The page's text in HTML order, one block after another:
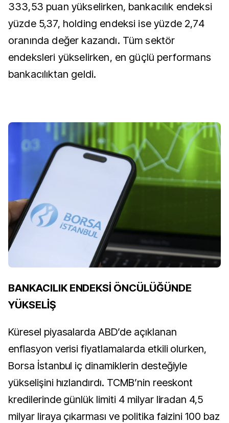
333,53 puan yükselirken, bankacılık endeksi
yüzde 5,37, holding endeksi ise yüzde 2,74
oranında değer kazandı. Tüm sektör
endeksleri yükselirken, en güçlü performans
bankacılıktan geldi.
BANKACILIK ENDEKSİ ÖNCÜLÜĞÜNDE
YÜKSELİŞ
Küresel piyasalarda ABD’de açıklanan
enflasyon verisi fiyatlamalarda etkili olurken,
Borsa İstanbul iç dinamiklerin desteğiyle
yükselişini hızlandırdı. TCMB’nin reeskont
kredilerinde günlük limiti 4 milyar liradan 4,5
milyar liraya çıkarması ve politika faizini 100 baz